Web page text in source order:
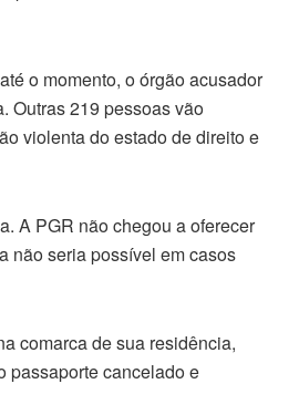
o momento, o órgão acusador
Outras 219 pessoas vão
violenta do estado de direito e
A PGR não chegou a oferecer
não seria possível em casos
comarca de sua residência,
passaporte cancelado e